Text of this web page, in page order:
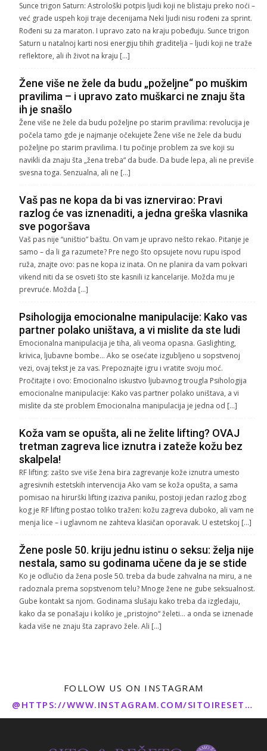
Sunce trigon Saturn: Astrološki potpis ljudi koji ne blistaju preko noći –
već grade uspeh koji traje decenijama Neki ljudi nisu rođeni za sprint.
Rođeni su za maraton. I upravo zato na kraju pobeđuju. Sunce trigon
Saturn u natalnoj karti nosi energiju tihih graditelja – ljudi koji ne traže
reflektore, ali ih život na kraju […]
Žene više ne žele da budu „poželjne“ po muškim
pravilima – i upravo zato muškarci ne znaju šta
ih je snašlo
Žene više ne žele da budu poželjne po starim pravilima: revolucija je
počela tamo gde je najmanje očekujete Žene više ne žele da budu
poželjne po starim pravilima. I tu počinje problem za sve koji su
navikli da znaju šta „žena treba“ da bude. Da bude lepa, ali ne previše
svesna toga. Senzualna, ali ne […]
Vaš pas ne kopa da bi vas iznervirao: Pravi
razlog će vas iznenaditi, a jedna greška vlasnika
sve pogoršava
Vaš pas nije “uništio” baštu. On vam je upravo nešto rekao. Pitanje je
samo – da li ga razumete? Pre nego što opsujete novu rupu ispod
ruža, znajte ovo: pas ne kopa iz inata. On ne planira da vam pokvari
vikend niti da se osveti što ste kasnili iz kancelarije. Možda mu je
prevruće. Možda […]
Psihologija emocionalne manipulacije: Kako vas
partner polako uništava, a vi mislite da ste ludi
Emocionalna manipulacija je tiha, ali veoma opasna. Gaslighting,
krivica, ljubavne bombe… Ako se osećate izgubljeno u sopstvenoj
vezi, ovaj tekst je za vas. Prepoznajte igru i vratite svoju moć.
Pročitajte i ovo: Emocionalno iskustvo ljubavnog trougla Psihologija
emocionalne manipulacije: Kako vas partner polako uništava, a vi
mislite da ste problem Emocionalna manipulacija je jedna od […]
Koža vam se opušta, ali ne želite lifting? OVAJ
tretman zagreva lice iznutra i zateže kožu bez
skalpela!
RF lifting: zašto sve više žena bira zagrevanje kože iznutra umesto
agresivnih estetskih intervencija Ako vam se koža opušta, a sama
pomisao na hirurški lifting izaziva paniku, postoji jedan razlog zbog
kog je RF lifting postao toliko tražen: kožu zagreva duboko, ali vam ne
menja lice – i uglavnom ne zahteva klasičan oporavak. U estetskoj […]
Žene posle 50. kriju jednu istinu o seksu: želja nije
nestala, samo su godinama učene da je se stide
Ko je odlučio da žena posle 50. treba da bude zahvalna na miru, a ne
radoznala prema sopstvenom telu? Mnoge žene ne gube seksualnost.
Gube kontakt sa njom. Godinama slušaju kako treba da izgledaju,
kako da se ponašaju i koliko je „pristojno“ želeti… a onda se iznenade
kada više ne znaju šta zapravo žele. Ali […]
FOLLOW US ON INSTAGRAM
@HTTPS://WWW.INSTAGRAM.COM/SITOIRESETO/